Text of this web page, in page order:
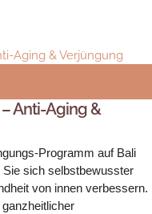
Anti-Aging &
Programm auf Bali
Sie sich selbstbewusster
von innen verbessern.